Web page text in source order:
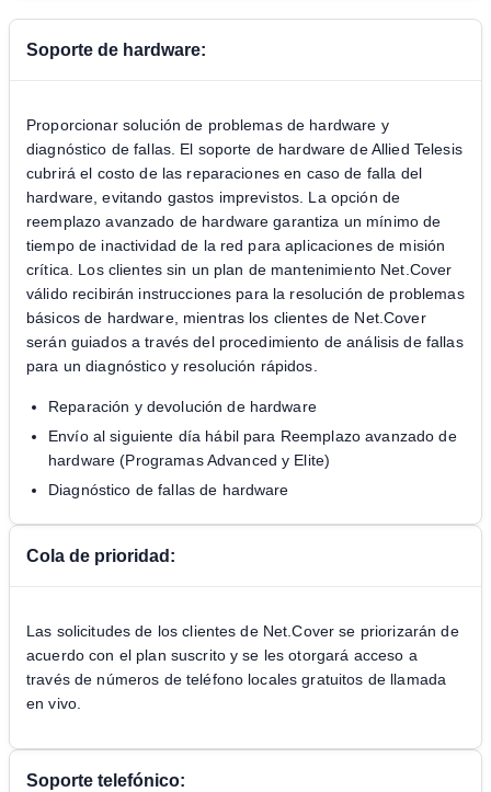
Soporte de hardware:
Proporcionar solución de problemas de hardware y
diagnóstico de fallas. El soporte de hardware de Allied Telesis
cubrirá el costo de las reparaciones en caso de falla del
hardware, evitando gastos imprevistos. La opción de
reemplazo avanzado de hardware garantiza un mínimo de
tiempo de inactividad de la red para aplicaciones de misión
crítica. Los clientes sin un plan de mantenimiento Net.Cover
válido recibirán instrucciones para la resolución de problemas
básicos de hardware, mientras los clientes de Net.Cover
serán guiados a través del procedimiento de análisis de fallas
para un diagnóstico y resolución rápidos.
Reparación y devolución de hardware
Envío al siguiente día hábil para Reemplazo avanzado de
hardware (Programas Advanced y Elite)
Diagnóstico de fallas de hardware
Cola de prioridad:
Las solicitudes de los clientes de Net.Cover se priorizarán de
acuerdo con el plan suscrito y se les otorgará acceso a
través de números de teléfono locales gratuitos de llamada
en vivo.
Soporte telefónico: